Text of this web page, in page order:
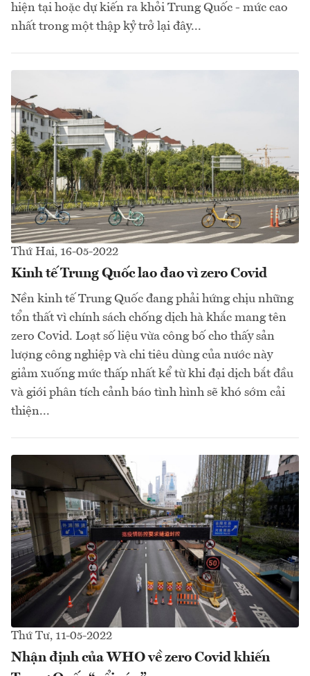
hiện tại hoặc dự kiến ra khỏi Trung Quốc - mức cao
nhất trong một thập kỷ trở lại đây...
Thứ Hai, 16-05-2022
Kinh tế Trung Quốc lao đao vì zero Covid
Nền kinh tế Trung Quốc đang phải hứng chịu những
tổn thất vì chính sách chống dịch hà khắc mang tên
zero Covid. Loạt số liệu vừa công bố cho thấy sản
lượng công nghiệp và chi tiêu dùng của nước này
giảm xuống mức thấp nhất kể từ khi đại dịch bắt đầu
và giới phân tích cảnh báo tình hình sẽ khó sớm cải
thiện...
Thứ Tư, 11-05-2022
Nhận định của WHO về zero Covid khiến